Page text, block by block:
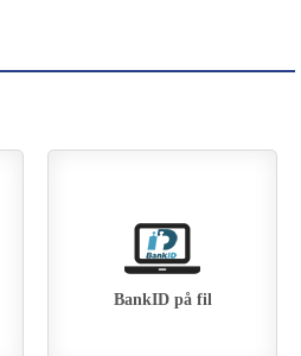
BankID på fil